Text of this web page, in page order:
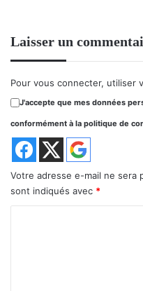
Laisser un
Pour vous connecter, utiliser
J'accepte que mes données
conformément à la politique de
Votre adresse e-mail ne sera
sont indiqués avec *